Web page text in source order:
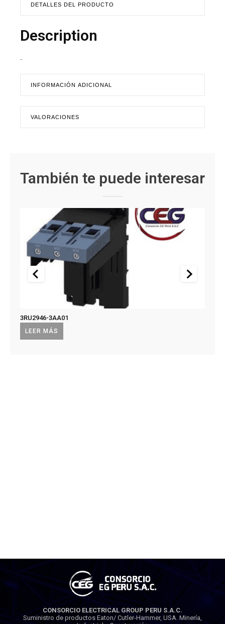
DETALLES DEL PRODUCTO
Description
-
INFORMACIÓN ADICIONAL
VALORACIONES
También te puede interesar
LEER MÁS
3RU2946-3AA01
CONSORCIO ELECTRICAL GROUP PERU S.A.C.
Suministro de productos Eaton/ Cutler-Hammer, USA. Minería,